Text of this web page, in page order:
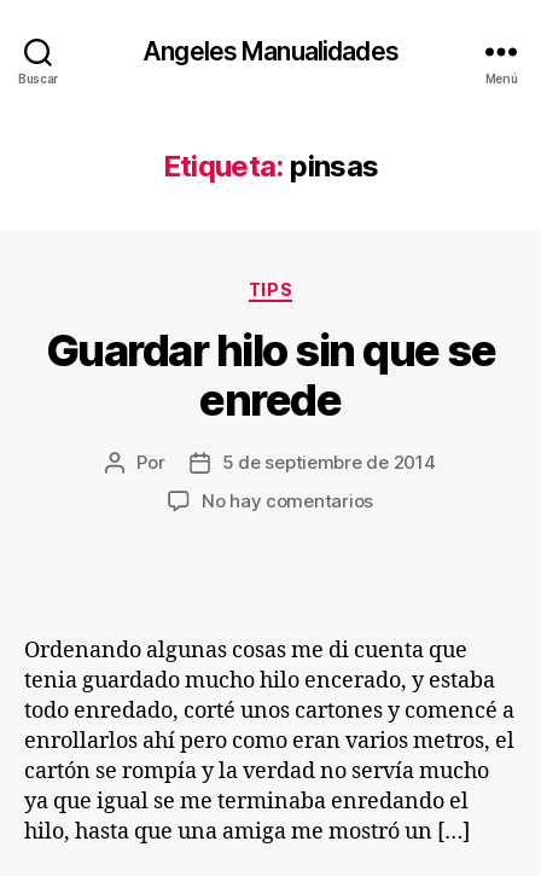
Buscar
Angeles Manualidades
Menú
Etiqueta: pinsas
Categorías
TIPS
Guardar hilo sin que se
enrede
Autor
Por
Fecha
de
5 de septiembre de 2014
No hay comentariosen
enrede
Ordenando algunas cosas me di cuenta que
tenia guardado mucho hilo encerado, y estaba
todo enredado, corté unos cartones y comencé a
enrollarlos ahí pero como eran varios metros, el
cartón se rompía y la verdad no servía mucho
ya que igual se me terminaba enredando el
hilo, hasta que una amiga me mostró un […]